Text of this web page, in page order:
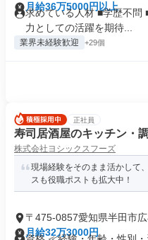
月給36万5000円以上
求めている人材 ■学歴不問
力としての活躍を期待...
業界未経験歓迎 +29個
正社員
寿司居酒屋のキッチン・
株式会社ヨシックスフーズ
現場経験をそのまま活かして
スも役職ポストも拡大中！
〒475-0857愛知県半田市
月給32万3000円